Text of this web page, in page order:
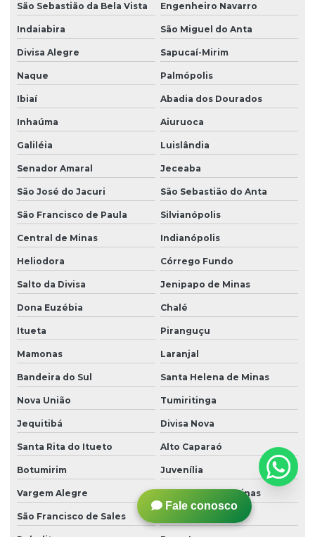
São Sebastião da Bela Vista Engenheiro Navarro
Indaiabira São Miguel do Anta
Divisa Alegre Sapucaí-Mirim
Naque Palmópolis
Ibiaí Abadia dos Dourados
Inhaúma Aiuruoca
Galiléia Luislândia
Senador Amaral Jeceaba
São José do Jacuri São Sebastião do Anta
São Francisco de Paula Silvianópolis
Central de Minas Indianópolis
Heliodora Córrego Fundo
Salto da Divisa Jenipapo de Minas
Dona Euzébia Chalé
Itueta Piranguçu
Mamonas Laranjal
Bandeira do Sul Santa Helena de Minas
Nova União Tumiritinga
Jequitibá Divisa Nova
Santa Rita do Itueto Alto Caparaó
Botumirim Juvenília
Vargem Alegre Ouro Verde de Minas
São Francisco de Sales
Fale conosco